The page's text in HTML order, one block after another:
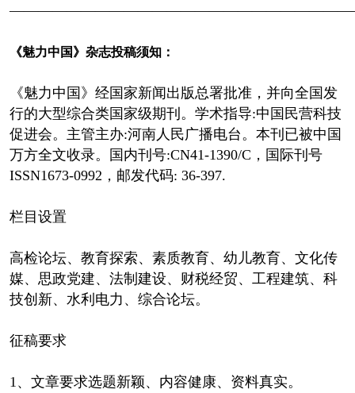
《魅力中国》杂志投稿须知：
《魅力中国》经国家新闻出版总署批准，并向全国发
行的大型综合类国家级期刊。学术指导:中国民营科技
促进会。主管主办:河南人民广播电台。本刊已被中国
万方全文收录。国内刊号:CN41-1390/C，国际刊号
ISSN1673-0992，邮发代码: 36-397.
栏目设置
高检论坛、教育探索、素质教育、幼儿教育、文化传
媒、思政党建、法制建设、财税经贸、工程建筑、科
技创新、水利电力、综合论坛。
征稿要求
1、文章要求选题新颖、内容健康、资料真实。